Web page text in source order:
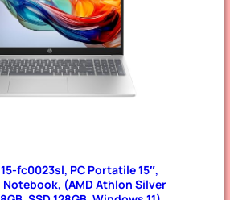
fc0023sl, PC Portatile 15″,
Notebook, (AMD Athlon Silver